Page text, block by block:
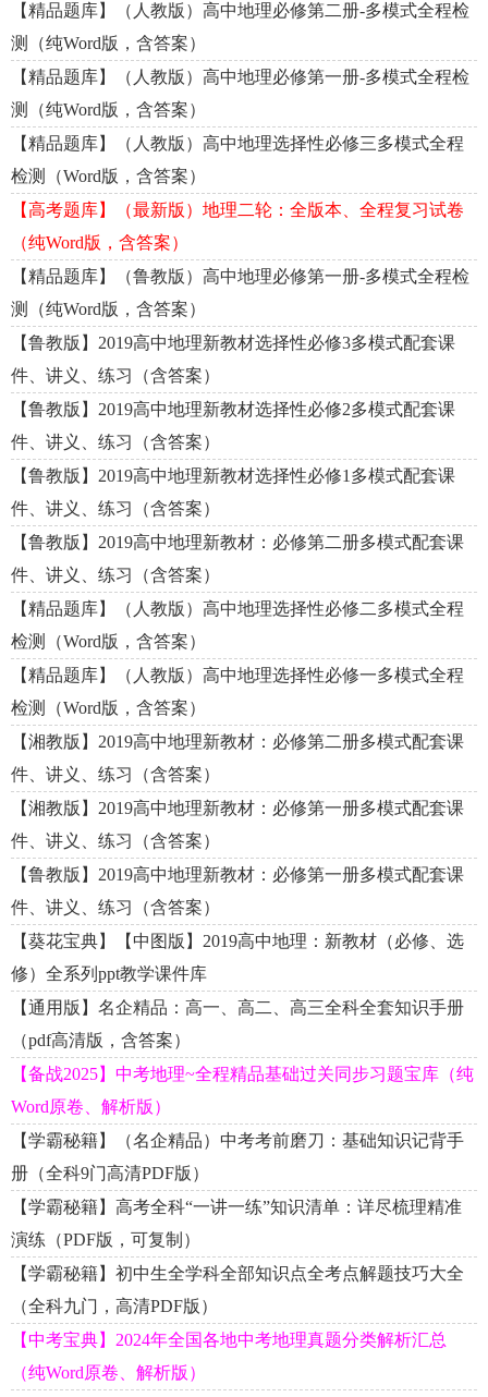
【精品题库】（人教版）高中地理必修第二册-多模式全程检
测（纯Word版，含答案）
【精品题库】（人教版）高中地理必修第一册-多模式全程检
测（纯Word版，含答案）
【精品题库】（人教版）高中地理选择性必修三多模式全程
检测（Word版，含答案）
【高考题库】（最新版）地理二轮：全版本、全程复习试卷
（纯Word版，含答案）
【精品题库】（鲁教版）高中地理必修第一册-多模式全程检
测（纯Word版，含答案）
【鲁教版】2019高中地理新教材选择性必修3多模式配套课
件、讲义、练习（含答案）
【鲁教版】2019高中地理新教材选择性必修2多模式配套课
件、讲义、练习（含答案）
【鲁教版】2019高中地理新教材选择性必修1多模式配套课
件、讲义、练习（含答案）
【鲁教版】2019高中地理新教材：必修第二册多模式配套课
件、讲义、练习（含答案）
【精品题库】（人教版）高中地理选择性必修二多模式全程
检测（Word版，含答案）
【精品题库】（人教版）高中地理选择性必修一多模式全程
检测（Word版，含答案）
【湘教版】2019高中地理新教材：必修第二册多模式配套课
件、讲义、练习（含答案）
【湘教版】2019高中地理新教材：必修第一册多模式配套课
件、讲义、练习（含答案）
【鲁教版】2019高中地理新教材：必修第一册多模式配套课
件、讲义、练习（含答案）
【葵花宝典】【中图版】2019高中地理：新教材（必修、选
修）全系列ppt教学课件库
【通用版】名企精品：高一、高二、高三全科全套知识手册
（pdf高清版，含答案）
【备战2025】中考地理~全程精品基础过关同步习题宝库（纯
Word原卷、解析版）
【学霸秘籍】（名企精品）中考考前磨刀：基础知识记背手
册（全科9门高清PDF版）
【学霸秘籍】高考全科“一讲一练”知识清单：详尽梳理精准
演练（PDF版，可复制）
【学霸秘籍】初中生全学科全部知识点全考点解题技巧大全
（全科九门，高清PDF版）
【中考宝典】2024年全国各地中考地理真题分类解析汇总
（纯Word原卷、解析版）